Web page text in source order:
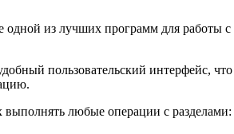
из лучших программ для работы
пользовательский интерфейс,
любые операции с разделами: